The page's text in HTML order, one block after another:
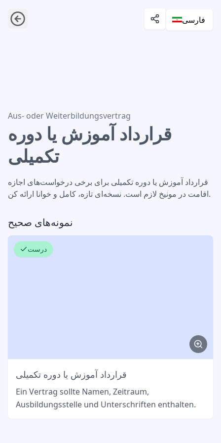
فارسی
قرارداد آموزش یا دوره تکمیلی
Aus- oder Weiterbildungsvertrag
قرارداد آموزش یا دوره
تکمیلی
قرارداد آموزش یا دوره تکمیلی برای برخی درخواست‌های اجازه
اقامت در مونیخ لازم است. نسخه‌ای تازه، کامل و خوانا ارائه کن.
نمونه‌های صحیح
درست
قرارداد آموزش یا دوره تکمیلی
Ein Vertrag sollte Namen, Zeitraum,
Ausbildungsstelle und Unterschriften enthalten.